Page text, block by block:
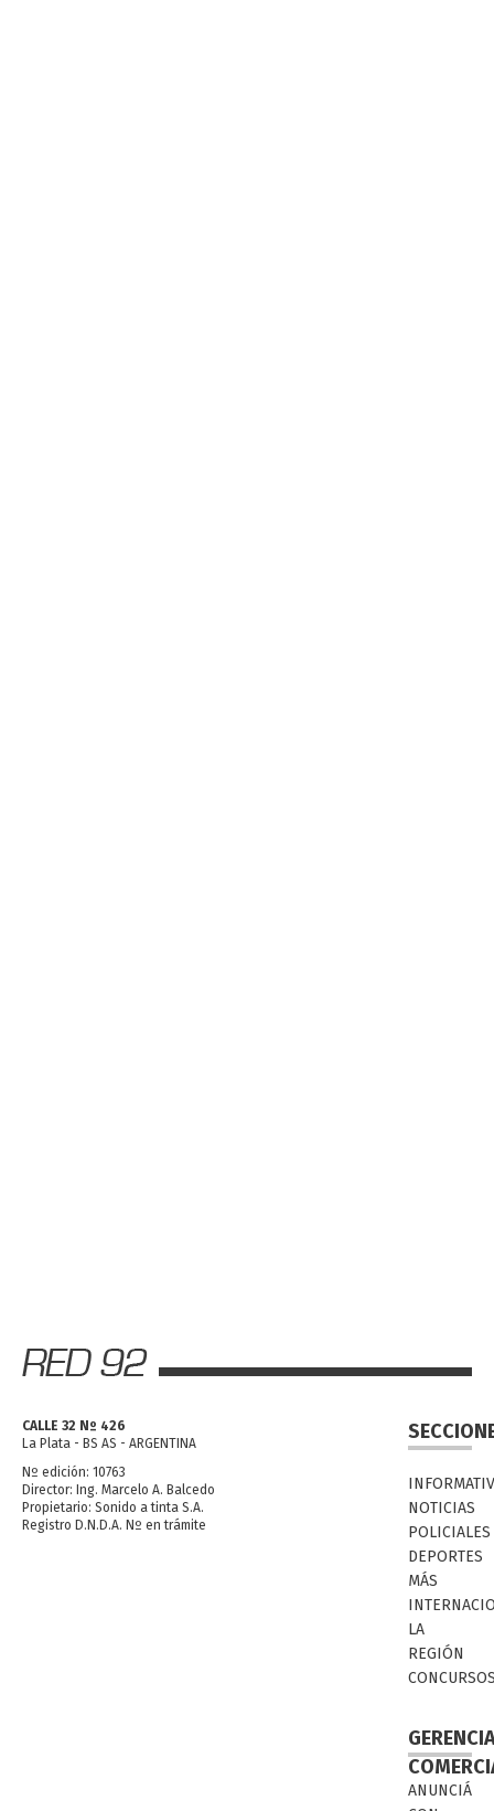
CALLE 32 Nº 426
La Plata - BS AS - ARGENTINA
Nº edición: 10763
Director: Ing. Marcelo A. Balcedo
Propietario: Sonido a tinta S.A.
Registro D.N.D.A. Nº en trámite
NOTICIAS
POLICIALES
DEPORTES
MÁS
LA
REGIÓN
ANUNCIÁ